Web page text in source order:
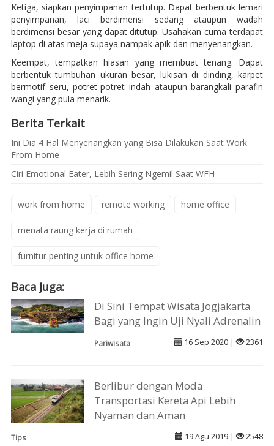
Ketiga, siapkan penyimpanan tertutup. Dapat berbentuk lemari
penyimpanan, laci berdimensi sedang ataupun wadah
berdimensi besar yang dapat ditutup. Usahakan cuma terdapat
laptop di atas meja supaya nampak apik dan menyenangkan.
Keempat, tempatkan hiasan yang membuat tenang. Dapat
berbentuk tumbuhan ukuran besar, lukisan di dinding, karpet
bermotif seru, potret-potret indah ataupun barangkali parafin
wangi yang pula menarik.
Berita Terkait
Ini Dia 4 Hal Menyenangkan yang Bisa Dilakukan Saat Work
From Home
Ciri Emotional Eater, Lebih Sering Ngemil Saat WFH
work from home remote working home office
menata raung kerja di rumah
furnitur penting untuk office home
Baca Juga:
Di Sini Tempat Wisata Jogjakarta
Bagi yang Ingin Uji Nyali Adrenalin
Pariwisata 16 Sep 2020 | 2361
Berlibur dengan Moda
Transportasi Kereta Api Lebih
Nyaman dan Aman
Tips 19 Agu 2019 | 2548